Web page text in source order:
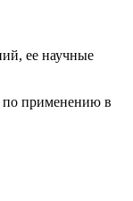
ее научные
применению в